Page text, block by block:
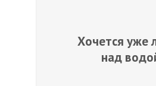
Хочется уже
над